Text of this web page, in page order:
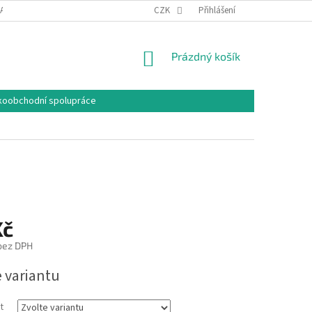
PLATEBNÍ A DODACÍ PODMÍNKY VELIKOSTI
CZK Přihlášení
NÁKUPNÍ
Prázdný košík
spolupráce
DPH
variantu